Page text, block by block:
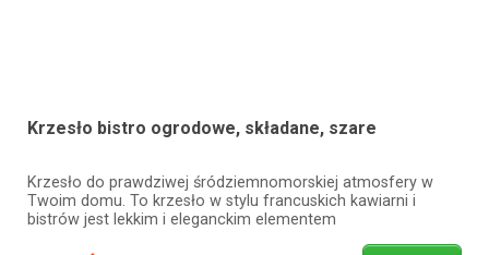
Krzesło bistro ogrodowe, składane, szare
Krzesło do prawdziwej śródziemnomorskiej atmosfery w
Twoim domu. To krzesło w stylu francuskich kawiarni i
bistrów jest lekkim i eleganckim elementem